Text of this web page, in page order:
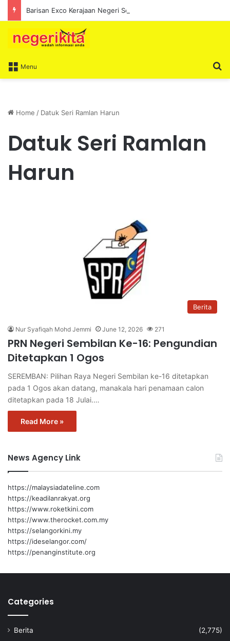
Menu
Home / Datuk Seri Ramlan Harun
Datuk Seri Ramlan
Harun
Berita
Nur Syafiqah Mohd Jemmi June 12, 2026 271
PRN Negeri Sembilan Ke-16: Pengundian
Ditetapkan 1 Ogos
SEREMBAN: Pilihan Raya Negeri Sembilan ke-16 ditetapkan
pada 1 Ogos akan datang, manakala hari penamaan calon
ditetapkan pada 18 Julai.…
Read More »
News Agency Link
https://malaysiadateline.com
https://keadilanrakyat.org
https://www.roketkini.com
https://www.therocket.com.my
https://selangorkini.my
https://ideselangor.com/
https://penanginstitute.org
Categories
Berita
(2,775)